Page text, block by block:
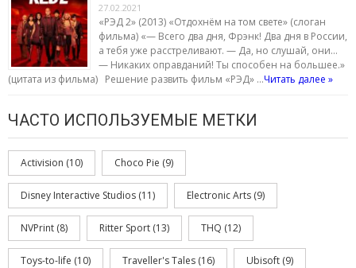
27.02.2021
«РЭД 2» (2013) «Отдохнём на том свете» (слоган
фильма) «— Всего два дня, Фрэнк! Два дня в России,
а тебя уже расстреливают. — Да, но слушай, они…
— Никаких оправданий! Ты способен на большее.»
(цитата из фильма) Решение развить фильм «РЭД» …Читать далее »
ЧАСТО ИСПОЛЬЗУЕМЫЕ МЕТКИ
Activision (10) Choco Pie (9)
Disney Interactive Studios (11) Electronic Arts (9)
NVPrint (8) Ritter Sport (13) THQ (12)
Toys-to-life (10) Traveller's Tales (16) Ubisoft (9)